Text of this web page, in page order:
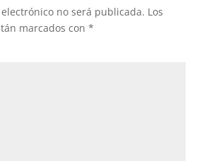
no será publicada. Los
marcados con *